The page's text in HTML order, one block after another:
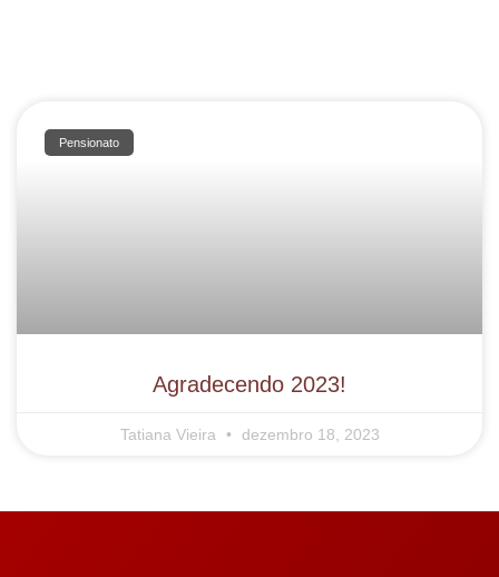
Pensionato
Agradecendo 2023!
Tatiana Vieira dezembro 18, 2023